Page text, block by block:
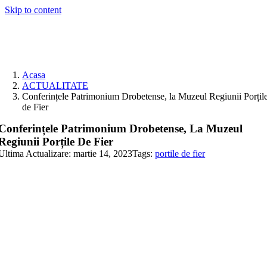
Skip to content
Acasa
ACTUALITATE
Conferințele Patrimonium Drobetense, la Muzeul Regiunii
de Fier
Patrimonium Drobetense, La Muzeul
Porțile De Fier
Actualizare: martie 14, 2023Tags:portile de fier